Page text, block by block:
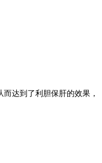
达到了利胆保肝的效果，